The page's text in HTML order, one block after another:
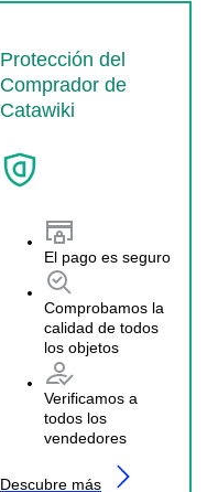
Protección del
Comprador de
Catawiki
El pago es seguro
Comprobamos la
calidad de todos
los objetos
Verificamos a
todos los
vendedores
Descubre más